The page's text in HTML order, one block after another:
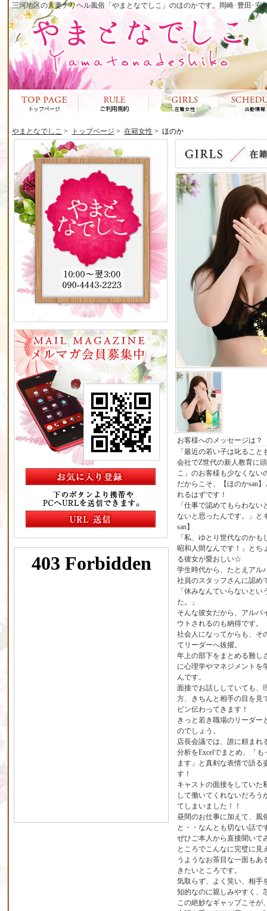
三河地区の人妻デリヘル風俗「やまとなでしこ」のほのかです。岡崎･豊田･
やまとなでしこ > トップページ > 在籍女性 > ほのか
お客様へのメッセージは？
「最近の若い子は叱るこ
会社でZ世代の新人教育に
こ」のお客様も少なくない
だからこそ、【ほのかsan
れるはずです！
「仕事で認めてもらわな
ないと思ったんです。」と
san】
「私、ゆとり世代なのか
昭和人間なんです！」とち
る彼女が愛おしい☆
学生時代から、たとえアル
社員のスタッフさんに認め
「休みなんていらないと
た。」
そんな彼女だから、アルバ
ウトされるのも納得です。
社会人になってからも、そ
てリーダーへ抜擢。
年上の部下をまとめる難し
に心理学やマネジメントを
んです。
面接でお話ししていても、
方、きちんと相手の目を見
ビン伝わってきます！
きっと若き職場のリーダー
のでしょう。
店長会議では、誰に頼まれ
分析をExcelでまとめ、「
ます」と真剣な表情で語る
す！
キャストの面接をしていた
して働いてくれないだろう
てしまいました！！
昼間のお仕事に加えて、風
と・・なんとも切ない話で
ぜひご本人から直接聞いて
ところでこんなに完璧に見
うようなお茶目な一面もあ
きたいところです。
気取らず、よく笑い、相手
知的なのに親しみやすく、
この絶妙なギャップこそが